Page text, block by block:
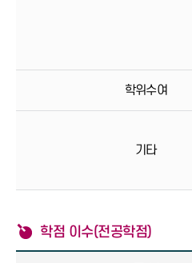
학위수여
기타
학점 이수(전공학점)